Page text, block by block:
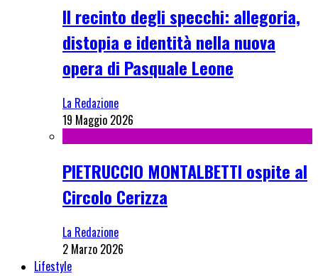
Il recinto degli specchi: allegoria,
distopia e identità nella nuova
opera di Pasquale Leone
La Redazione
19 Maggio 2026
PIETRUCCIO MONTALBETTI ospite al
Circolo Cerizza
La Redazione
2 Marzo 2026
Lifestyle